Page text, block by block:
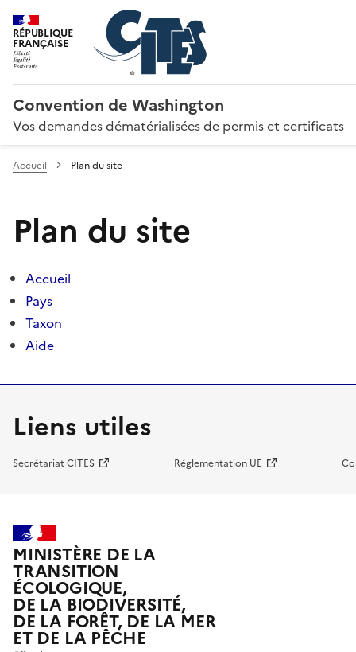
RÉPUBLIQUE
FRANÇAISE
Convention de Washington
Vos demandes dématérialisées de permis et certificats
Accueil Plan du site
Plan du site
Accueil
Pays
Taxon
Aide
Liens utiles
Secrétariat CITES Réglementation UE
MINISTÈRE DE LA
TRANSITION
ÉCOLOGIQUE,
DE LA BIODIVERSITÉ,
DE LA FORÊT, DE LA MER
ET DE LA PÊCHE